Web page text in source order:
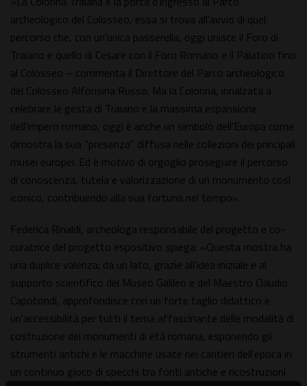
archeologico del Colosseo, essa si trova all'avvio di quel
percorso che, con un'unica passerella, oggi unisce il Foro di
Traiano e quello di Cesare con il Foro Romano e il Palatino fino
al Colosseo – commenta il Direttore del Parco archeologico
del Colosseo Alfonsina Russo. Ma la Colonna, innalzata a
celebrare le gesta di Traiano e la massima espansione
dell'impero romano, oggi è anche un simbolo dell'Europa come
dimostra la sua "presenza" diffusa nelle collezioni dei principali
musei europei. Ed è motivo di orgoglio proseguire il percorso
di conoscenza, tutela e valorizzazione di un monumento così
iconico, contribuendo alla sua fortuna nel tempo».
Federica Rinaldi, archeologa responsabile del progetto e co-
curatrice del progetto espositivo spiega: «Questa mostra ha
una duplice valenza: da un lato, grazie all'idea iniziale e al
supporto scientifico del Museo Galileo e del Maestro Claudio
Capotondi, approfondisce con un forte taglio didattico e
un'accessibilità per tutti il tema affascinante delle modalità di
costruzione dei monumenti di età romana, esponendo gli
strumenti antichi e le macchine usate nei cantieri dell'epoca in
un continuo gioco di specchi tra fonti antiche e ricostruzioni